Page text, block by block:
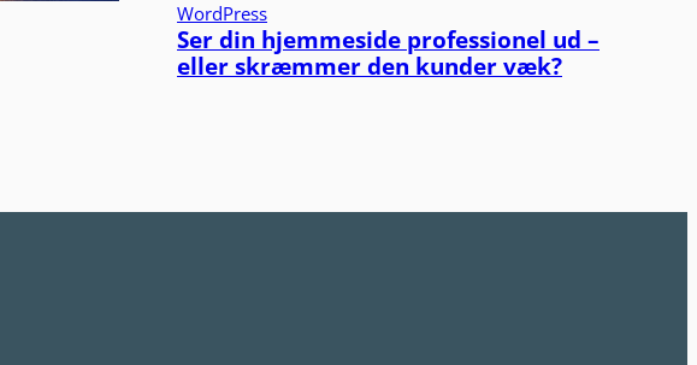
WordPress
Ser din hjemmeside professionel ud –
eller skræmmer den kunder væk?